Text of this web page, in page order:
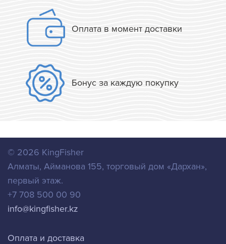
Оплата в момент доставки
Бонус за каждую покупку
© 2026 KingFisher
Алматы, Айманова 155, торговый дом «Дархан»,
первый этаж.
+7 708 500 00 90
info@kingfisher.kz
Оплата и доставка